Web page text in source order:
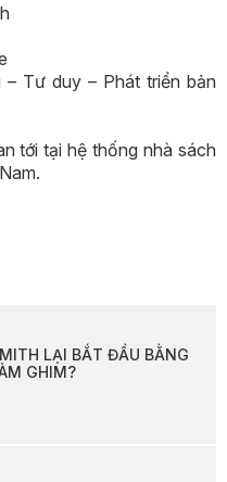
Tư duy – Phát triển bản
tới tại hệ thống nhà sách
LẠI BẮT ĐẦU BẰNG
GHIM?